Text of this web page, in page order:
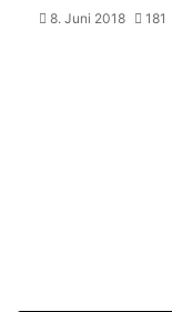
8. Juni 2018
181